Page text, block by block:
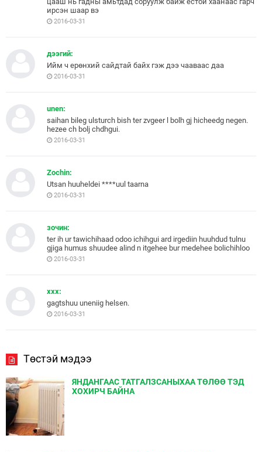
ирсэн шаар вэ
2016-03-31
дээгий:
Ийм ч ерөнхий сайдтай байх гэж дээ чааваас даа
2016-03-31
unen:
saihan bileg ulsturch bish ter zvgeer l bolh gj hicheedg negen.
hezee ch bolj chdhgui.
2016-03-31
Zochin:
Utsan huuheldei ****uul taarna
2016-03-31
зочин:
ter ih ur tawichihaad odoo ichihgui ard irgediin huuhdud tulnu
gjiga humus shuudee alind n itgehee bur medehee bolichihloo
2016-03-31
xxx:
gagtshuu uneniig helsen.
2016-03-31
Төстэй мэдээ
ЯНДАНГААС ТАТГАЛЗСАНЫХАА ТӨЛӨӨ ТЭД
ХОХИРЧ БАЙНА